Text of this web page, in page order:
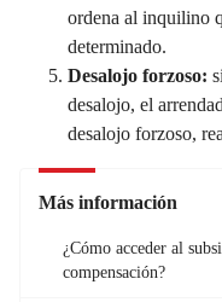
ordena al inquilino
determinado.
Desalojo forzoso:
desalojo, el
desalojo forzoso,
Más información
¿Cómo acceder al
compensación?